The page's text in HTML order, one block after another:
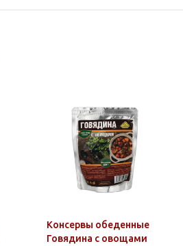
Консервы обеденные
Говядина с овощами